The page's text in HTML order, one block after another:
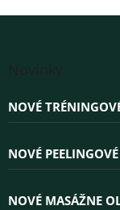
NOVÉ
NOVÉ
NOVÉ MASÁŽNE